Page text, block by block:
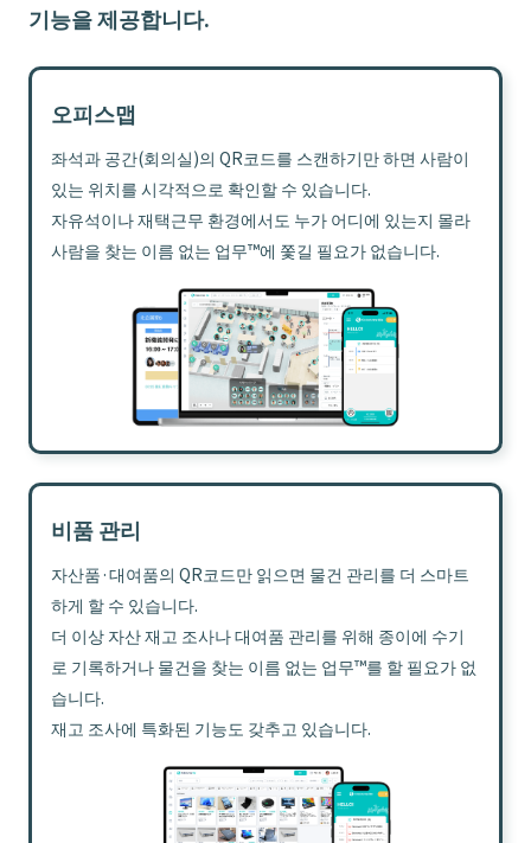
기능을 제공합니다.
오피스맵
좌석과 공간(회의실)의 QR코드를 스캔하기만 하면 사람이
있는 위치를 시각적으로 확인할 수 있습니다.
자유석이나 재택근무 환경에서도 누가 어디에 있는지 몰라
사람을 찾는 이름 없는 업무™에 쫓길 필요가 없습니다.
비품 관리
자산품·대여품의 QR코드만 읽으면 물건 관리를 더 스마트
하게 할 수 있습니다.
더 이상 자산 재고 조사나 대여품 관리를 위해 종이에 수기
로 기록하거나 물건을 찾는 이름 없는 업무™를 할 필요가 없
습니다.
재고 조사에 특화된 기능도 갖추고 있습니다.